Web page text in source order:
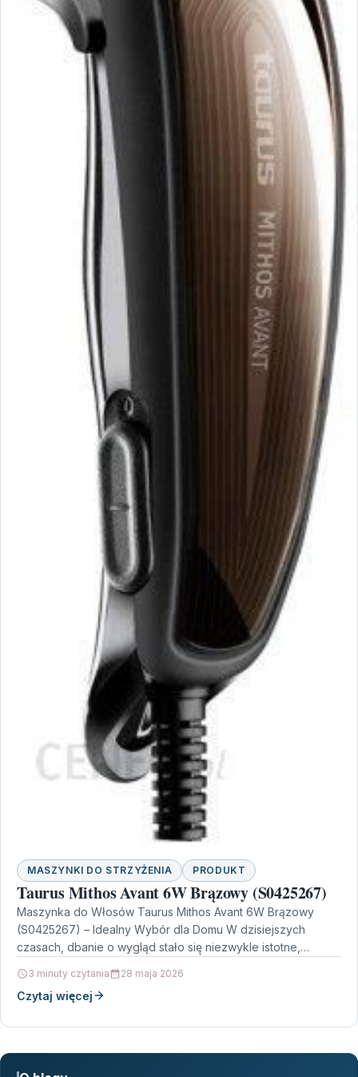
MASZYNKI DO STRZYŻENIA PRODUKT
Taurus Mithos Avant 6W Brązowy (S0425267)
Maszynka do Włosów Taurus Mithos Avant 6W Brązowy
(S0425267) – Idealny Wybór dla Domu W dzisiejszych
czasach, dbanie o wygląd stało się niezwykle istotne,…
3 minuty czytania 28 maja 2026
Czytaj więcej